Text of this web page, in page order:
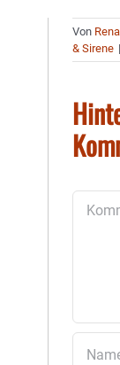
Von
& Sirene |